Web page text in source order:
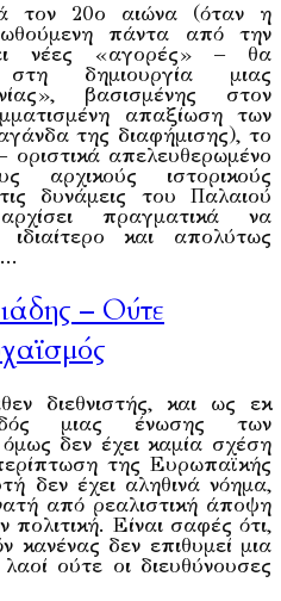
τον 20ο αιώνα (όταν η
πάντα από την
νέες «αγορές» – θα
δημιουργία μιας
βασισμένης στον
απαξίωση των
της διαφήμισης), το
οριστικά απελευθερωμένο
ιστορικούς
δυνάμεις του Παλαιού
πραγματικά να
και απολύτως
– Ούτε
διεθνιστής, και ως εκ
μιας ένωσης των
δεν έχει καμία σχέση
της Ευρωπαϊκής
δεν έχει αληθινά νόημα,
από ρεαλιστική άποψη
Είναι σαφές ότι,
κανένας δεν επιθυμεί μια
ούτε οι διευθύνουσες